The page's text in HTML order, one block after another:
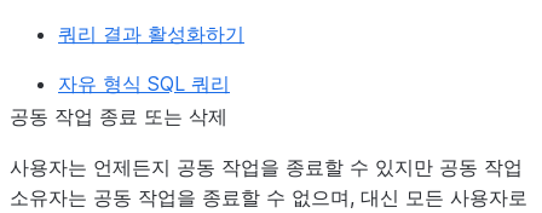
쿼리 결과 활성화하기
자유 형식 SQL 쿼리
공동 작업 종료 또는 삭제
사용자는 언제든지 공동 작업을 종료할 수 있지만 공동 작업
소유자는 공동 작업을 종료할 수 없으며, 대신 모든 사용자로